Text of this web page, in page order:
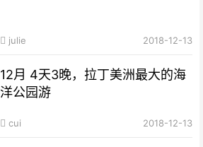
julie 2018-12-13
12月 4天3晚，拉丁美洲最大的海
洋公园游
cui 2018-12-13